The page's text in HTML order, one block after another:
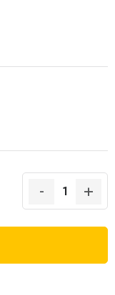
Napísali o nás